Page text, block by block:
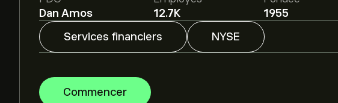
Dan Amos
12.7K
1955
Services financiers
NYSE
Commencer